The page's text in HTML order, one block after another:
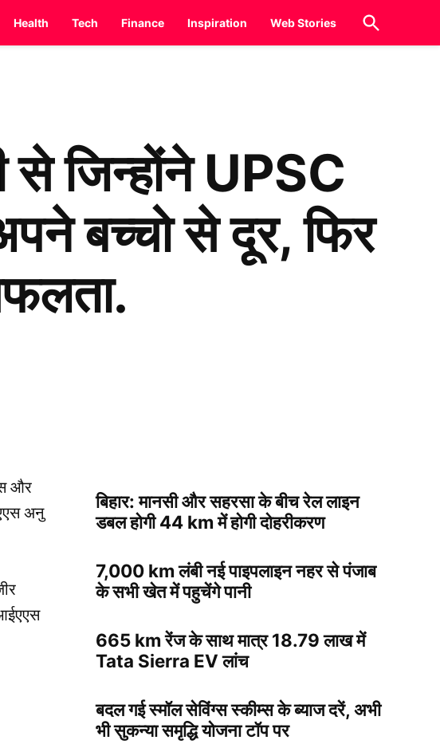
Health Tech Finance Inspiration Web Stories
Open
Search
से जिन्होंने UPSC
बच्चो से दूर, फिर
और
अनु
बिहार: मानसी और सहरसा के बीच रेल लाइन
डबल होगी 44 km में होगी दोहरीकरण
7,000 km लंबी नई पाइपलाइन नहर से पंजाब
के सभी खेत में पहुचेंगे पानी
665 km रेंज के साथ मात्र 18.79 लाख में
Tata Sierra EV लांच
बदल गई स्मॉल सेविंग्स स्कीम्स के ब्याज दरें, अभी
भी सुकन्या समृद्धि योजना टॉप पर